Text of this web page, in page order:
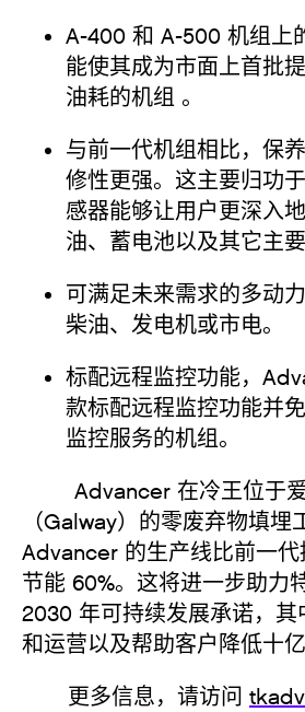
A-400 和 A-500 机组上
能使其成为市面上首批
油耗的机组 。
与前一代机组相比，保
修性更强。这主要归功
感器能够让用户更深入
油、蓄电池以及其它主
可满足未来需求的多动
柴油、发电机或市电。
标配远程监控功能，
款标配远程监控功能并
监控服务的机组。
Advancer 在冷王位于爱
（Galway）的零废弃物填埋
Advancer 的生产线比前一
节能 60%。这将进一步助力
2030 年可持续发展承诺，其
和运营以及帮助客户降低十
更多信息，请访问